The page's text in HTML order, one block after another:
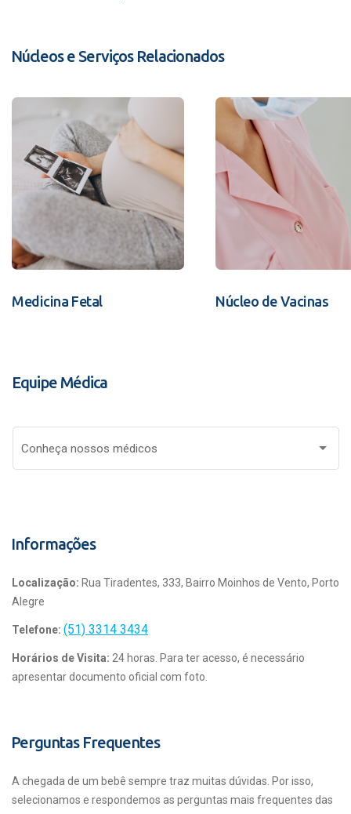
Núcleos e Serviços Relacionados
Medicina Fetal Núcleo de Vacinas
Equipe Médica
Conheça nossos médicos
Informações
Localização: Rua Tiradentes, 333, Bairro Moinhos de Vento, Porto
Alegre
Telefone: (51) 3314 3434
Horários de Visita: 24 horas. Para ter acesso, é necessário
apresentar documento oficial com foto.
Perguntas Frequentes
A chegada de um bebê sempre traz muitas dúvidas. Por isso,
selecionamos e respondemos as perguntas mais frequentes das